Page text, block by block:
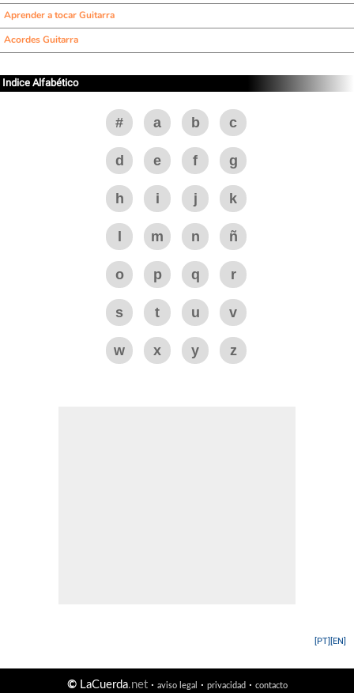
Aprender a tocar Guitarra
Acordes Guitarra
Indice Alfabético
# a b c
d e f g
h i j k
m n ñ
o p q r
s t u v
w x y z
[EN]
[PT]
©LaCuerda.net· aviso legal · privacidad· contacto